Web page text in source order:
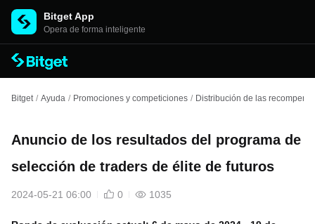
Bitget App
Opera de forma inteligente
Bitget / Ayuda / Promociones y competiciones / Distribución de las
Anuncio de los resultados del programa de
selección de traders de élite de futuros
2024-05-21 06:00 0 1035